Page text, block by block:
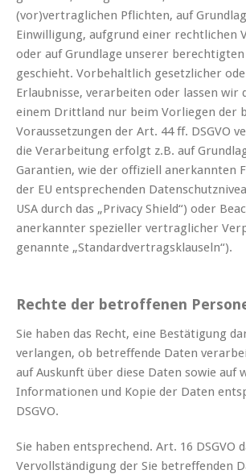
(vor)vertraglichen Pflichten, auf
Einwilligung, aufgrund einer rechtlichen
oder auf Grundlage unserer
geschieht. Vorbehaltlich gesetzlicher
Erlaubnisse, verarbeiten oder lassen wir
einem Drittland nur beim Vorliegen der
Voraussetzungen der Art. 44 ff. DSGVO
die Verarbeitung erfolgt z.B. auf
Garantien, wie der offiziell anerkannten
der EU entsprechenden
USA durch das „Privacy Shield“) oder
anerkannter spezieller vertraglicher
genannte „Standardvertragsklauseln“).
Rechte der betroffenen
Sie haben das Recht, eine Bestätigung
verlangen, ob betreffende Daten
auf Auskunft über diese Daten sowie auf
Informationen und Kopie der Daten
DSGVO.
Sie haben entsprechend. Art. 16 DSGVO
Vervollständigung der Sie betreffenden